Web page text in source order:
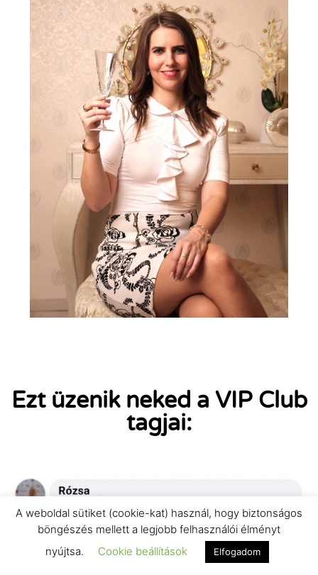
Ezt üzenik neked a VIP Club
tagjai:
A weboldal sütiket (cookie-kat) használ, hogy biztonságos
böngészés mellett a legjobb felhasználói élményt
nyújtsa.
Cookie beállítások Elfogadom